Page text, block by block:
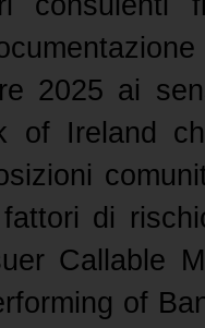
2025 ai
of Ireland
di
Callable
of